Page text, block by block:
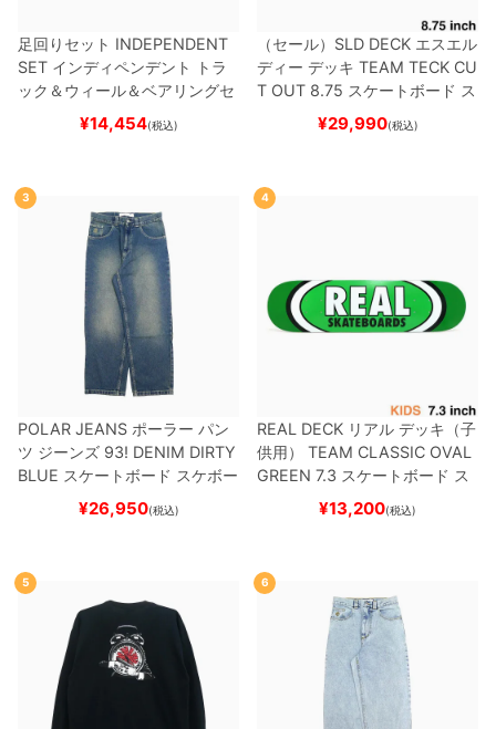
足回りセット INDEPENDENT
SET インディペンデント
トラ
ック＆ウィール＆ベアリングセ
（トリック用）
ード スケボー
¥14,454(税込)
（セール） SLD DECK エスエル
ディー デッキ TEAM TECK CU
T OUT 8.75 スケートボード ス
¥29,990(税込)
3
POLAR JEANS ポーラー パン
ツ ジーンズ 93! DENIM DIRTY
BLUE スケートボード スケボー
¥26,950(税込)
4
REAL DECK リアル デッキ（子
供用）
TEAM CLASSIC OVAL
GREEN 7.3 スケートボード ス
¥13,200(税込)
5 6